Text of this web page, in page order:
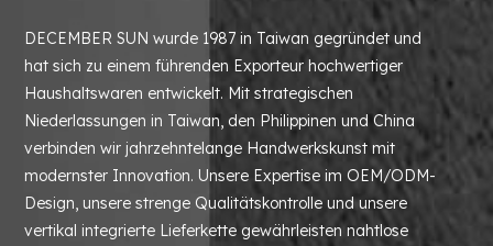
DECEMBER SUN wurde 1987 in Taiwan gegründet und
hat sich zu einem führenden Exporteur hochwertiger
Haushaltswaren entwickelt. Mit strategischen
Niederlassungen in Taiwan, den Philippinen und China
verbinden wir jahrzehntelange Handwerkskunst mit
modernster Innovation. Unsere Expertise im OEM/ODM-
Design, unsere strenge Qualitätskontrolle und unsere
vertikal integrierte Lieferkette gewährleisten nahtlose